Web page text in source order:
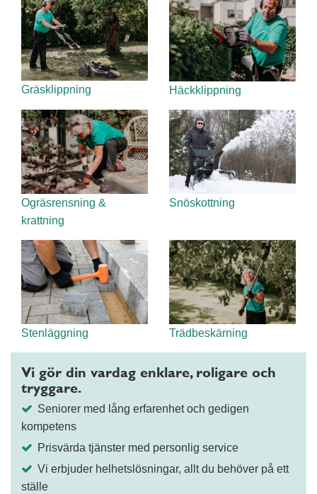
Gräsklippning Häckklippning
Ogräsrensning &
krattning
Snöskottning
Stenläggning Trädbeskärning
Vi gör din vardag enklare, roligare och
tryggare.
Seniorer med lång erfarenhet och gedigen
kompetens
Prisvärda tjänster med personlig service
Vi erbjuder helhetslösningar, allt du behöver på ett
ställe